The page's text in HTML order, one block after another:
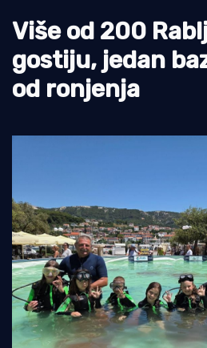
Pomorstvo
Ribolov
Ekologija
Više od 200
gostiju, jedan
od ronjenja